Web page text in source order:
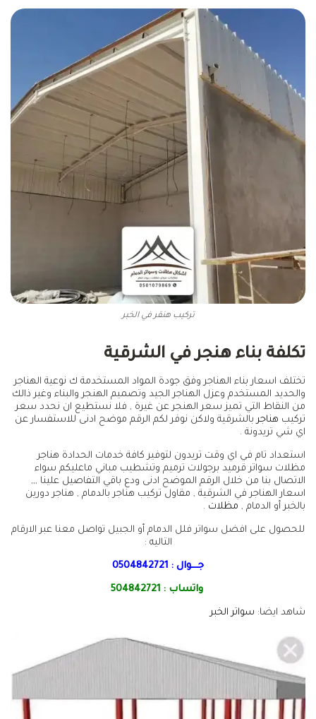
تركيب هنقر في الخبر
تكلفة بناء هنجر في الشرقية
تختلف اسعار بناء الهناجر وفق جودة المواد المستخدمة ك نوعية الهناجر
والحديد المستخدم وعزل الهناجر الجيد وتصميم الهنجر والبناء وغير ذالك
من النقاط التي تميز سعر الهنجر عن غيرة , فلا نستطيع ان نحدد سعر
تركيب هناجر بالشرقية ولاكن نوفر لكم الرقم موضح ادنى للاستفسار عن
اي شي تريدونة .
استعداد تام في اي وقت تريدون لتوفير كافة خدمات الحدادة هناجر
مظلات سواتر قرميد برجولات ترميم وتشطيب مباني ماعليكم سواء
الاتصال بنا من خلال الرقم الموضح ادنى ودع باقي التفاصيل علينا ,,,
اسعار الهناجر في الشرقية , مقاول تركيب هناجر بالدمام , هناجر دورين
بالخبر أو الدمام , مظلات .
للحصول على افضل سواتر فلل الدمام أو الجبيل تواصل معنا عبر الارقام
التاليه :
جـــوال : 0504842721
واتساب :504842721
شاهد ايضا: سواتر الخبر